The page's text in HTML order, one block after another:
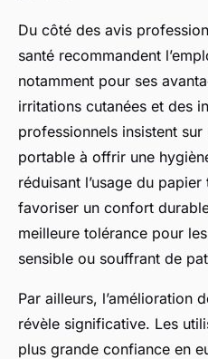
Du côté des avis
santé recommandent
notamment pour ses
irritations cutanées et des
professionnels insistent
portable à offrir une
réduisant l’usage du
favoriser un confort
meilleure tolérance pour
sensible ou souffrant de
Par ailleurs, l’amélioration
révèle significative. Les
plus grande confiance en